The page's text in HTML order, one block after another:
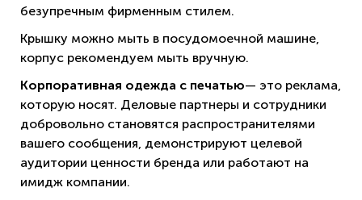
безупречным фирменным стилем.
Крышку можно мыть в посудомоечной машине,
корпус рекомендуем мыть вручную.
Корпоративная одежда с печатью— это реклама,
которую носят. Деловые партнеры и сотрудники
добровольно становятся распространителями
вашего сообщения, демонстрируют целевой
аудитории ценности бренда или работают на
имидж компании.